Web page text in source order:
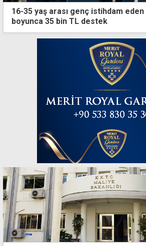
16-35 yaş arası genç istihdam
boyunca 35 bin TL destek